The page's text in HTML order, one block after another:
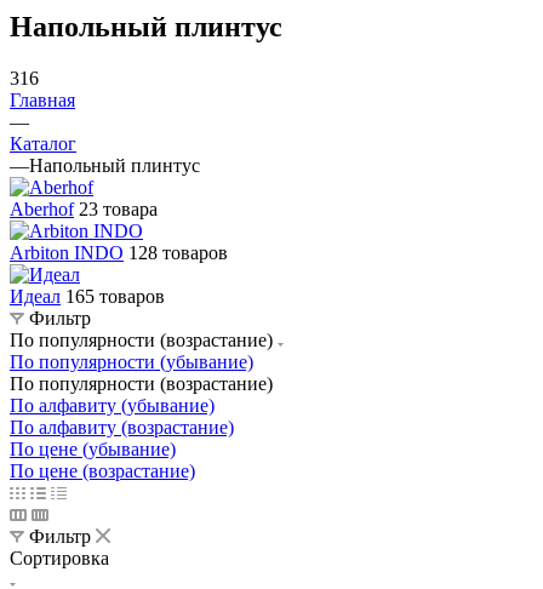
Напольный плинтус
316
Главная
—
Каталог
—Напольный плинтус
Aberhof 23 товара
Arbiton INDO 128 товаров
Идеал 165 товаров
Фильтр
По популярности (возрастание)
По популярности (убывание)
По популярности (возрастание)
По алфавиту (убывание)
По алфавиту (возрастание)
По цене (убывание)
По цене (возрастание)
Фильтр
Сортировка